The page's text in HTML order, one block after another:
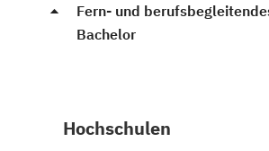
Fern- und
Bachelor
Hochschulen